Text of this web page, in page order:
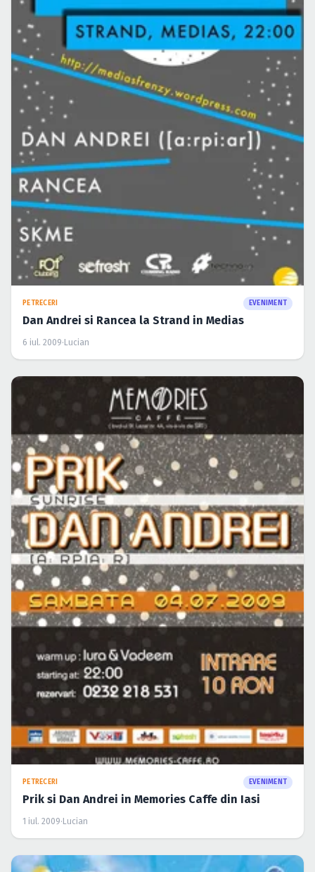
PETRECERI EVENIMENT
Dan Andrei si Rancea la Strand in Medias
6 iul. 2009· Lucian
PETRECERI EVENIMENT
Prik si Dan Andrei in Memories Caffe din Iasi
1 iul. 2009·Lucian